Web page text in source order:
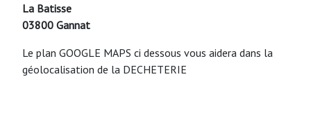
La Batisse
03800 Gannat
Le plan GOOGLE MAPS ci dessous vous aidera dans la
géolocalisation de la DECHETERIE